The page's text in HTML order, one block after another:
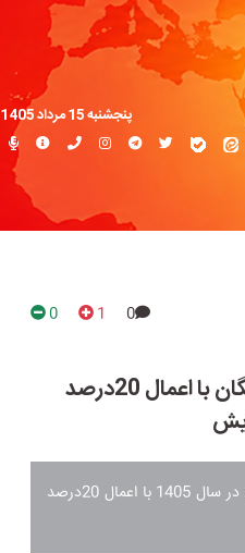
پنجشنبه 15 مرداد 1405
0
1
0
واریز حقوق بازنشستگان با اعمال 20درصد
اولین حقوق بازنشستگان کشوری در سال 1405 با اعمال 20درصد